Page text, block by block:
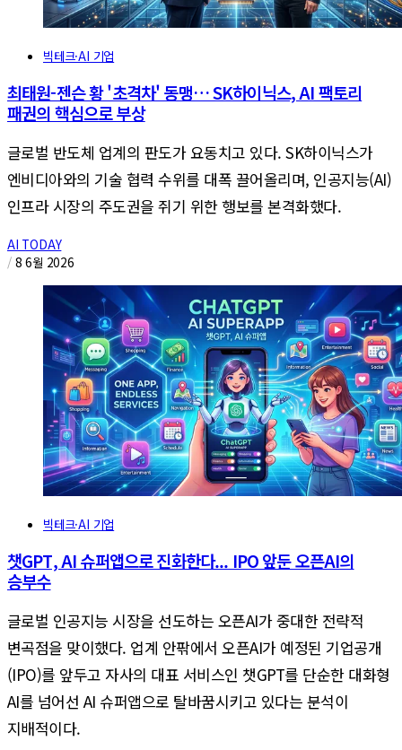
빅테크·AI 기업
최태원-젠슨 황 '초격차' 동맹… SK하이닉스, AI 팩토리
패권의 핵심으로 부상
글로벌 반도체 업계의 판도가 요동치고 있다. SK하이닉스가
엔비디아와의 기술 협력 수위를 대폭 끌어올리며, 인공지능(AI)
인프라 시장의 주도권을 쥐기 위한 행보를 본격화했다.
AI TODAY
/ 8 6월 2026
빅테크·AI 기업
챗GPT, AI 슈퍼앱으로 진화한다... IPO 앞둔 오픈AI의
승부수
글로벌 인공지능 시장을 선도하는 오픈AI가 중대한 전략적
변곡점을 맞이했다. 업계 안팎에서 오픈AI가 예정된 기업공개
(IPO)를 앞두고 자사의 대표 서비스인 챗GPT를 단순한 대화형
AI를 넘어선 AI 슈퍼앱으로 탈바꿈시키고 있다는 분석이
지배적이다.